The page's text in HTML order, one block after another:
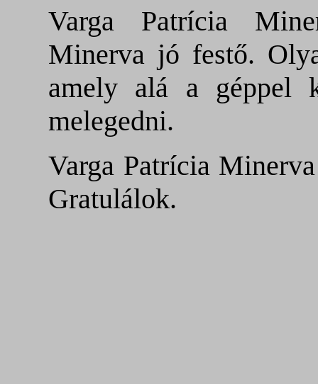
Varga Patrícia
Minerva jó festő.
amely alá a géppel
melegedni.
Varga Patrícia
Gratulálok.